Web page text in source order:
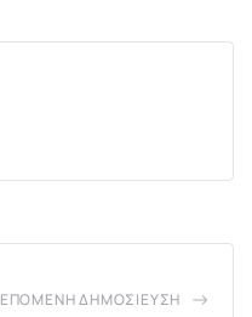
ΕΠΌΜΕΝΗ ΔΗΜΟΣΊΕΥΣΗ